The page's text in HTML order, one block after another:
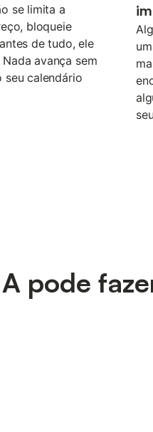
se limita a
bloqueie
de tudo, ele
avança sem
seu calendário
pode